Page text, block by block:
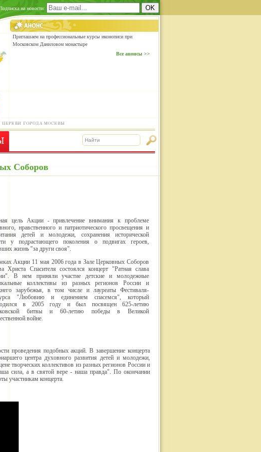
на новости:
Приглашаем на профессиональные курсы иконописи при
Московском Даниловом монастыре
Все анонсы >>
Соборов
цель Акции - привлечение внимания к проблеме
нравственного и патриотического просвещения и
детей и молодежи, сохранения исторической
у подрастающего поколения о подвигах героев,
жизнь "за други своя".
Акции 11 мая 2006 года в Зале Церковных Соборов
Христа Спасителя состоялся концерт "Ратная слава
В нем приняли участие детские и молодежные
коллективы из разных регионов России и
зарубежья, в том числе и лауреаты Фестиваля-
"Любовию и единением спасемся", который
в 2005 году и был посвящен 625-летию
битвы и 60-летию победы в Великой
войне.
проведения подобных акций. В завершение концерта
центра духовного развития детей и молодежи,
творческих коллективов из разных регионов России и
сила, а в святой вере - наша правда". По окончании
участникам концерта.